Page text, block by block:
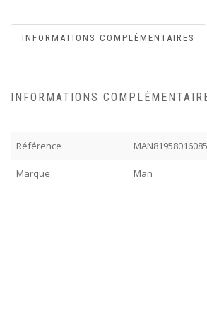
INFORMATIONS COMPLÉMENTAIRES
INFORMATIONS
Référence MAN81958016085
Marque Man